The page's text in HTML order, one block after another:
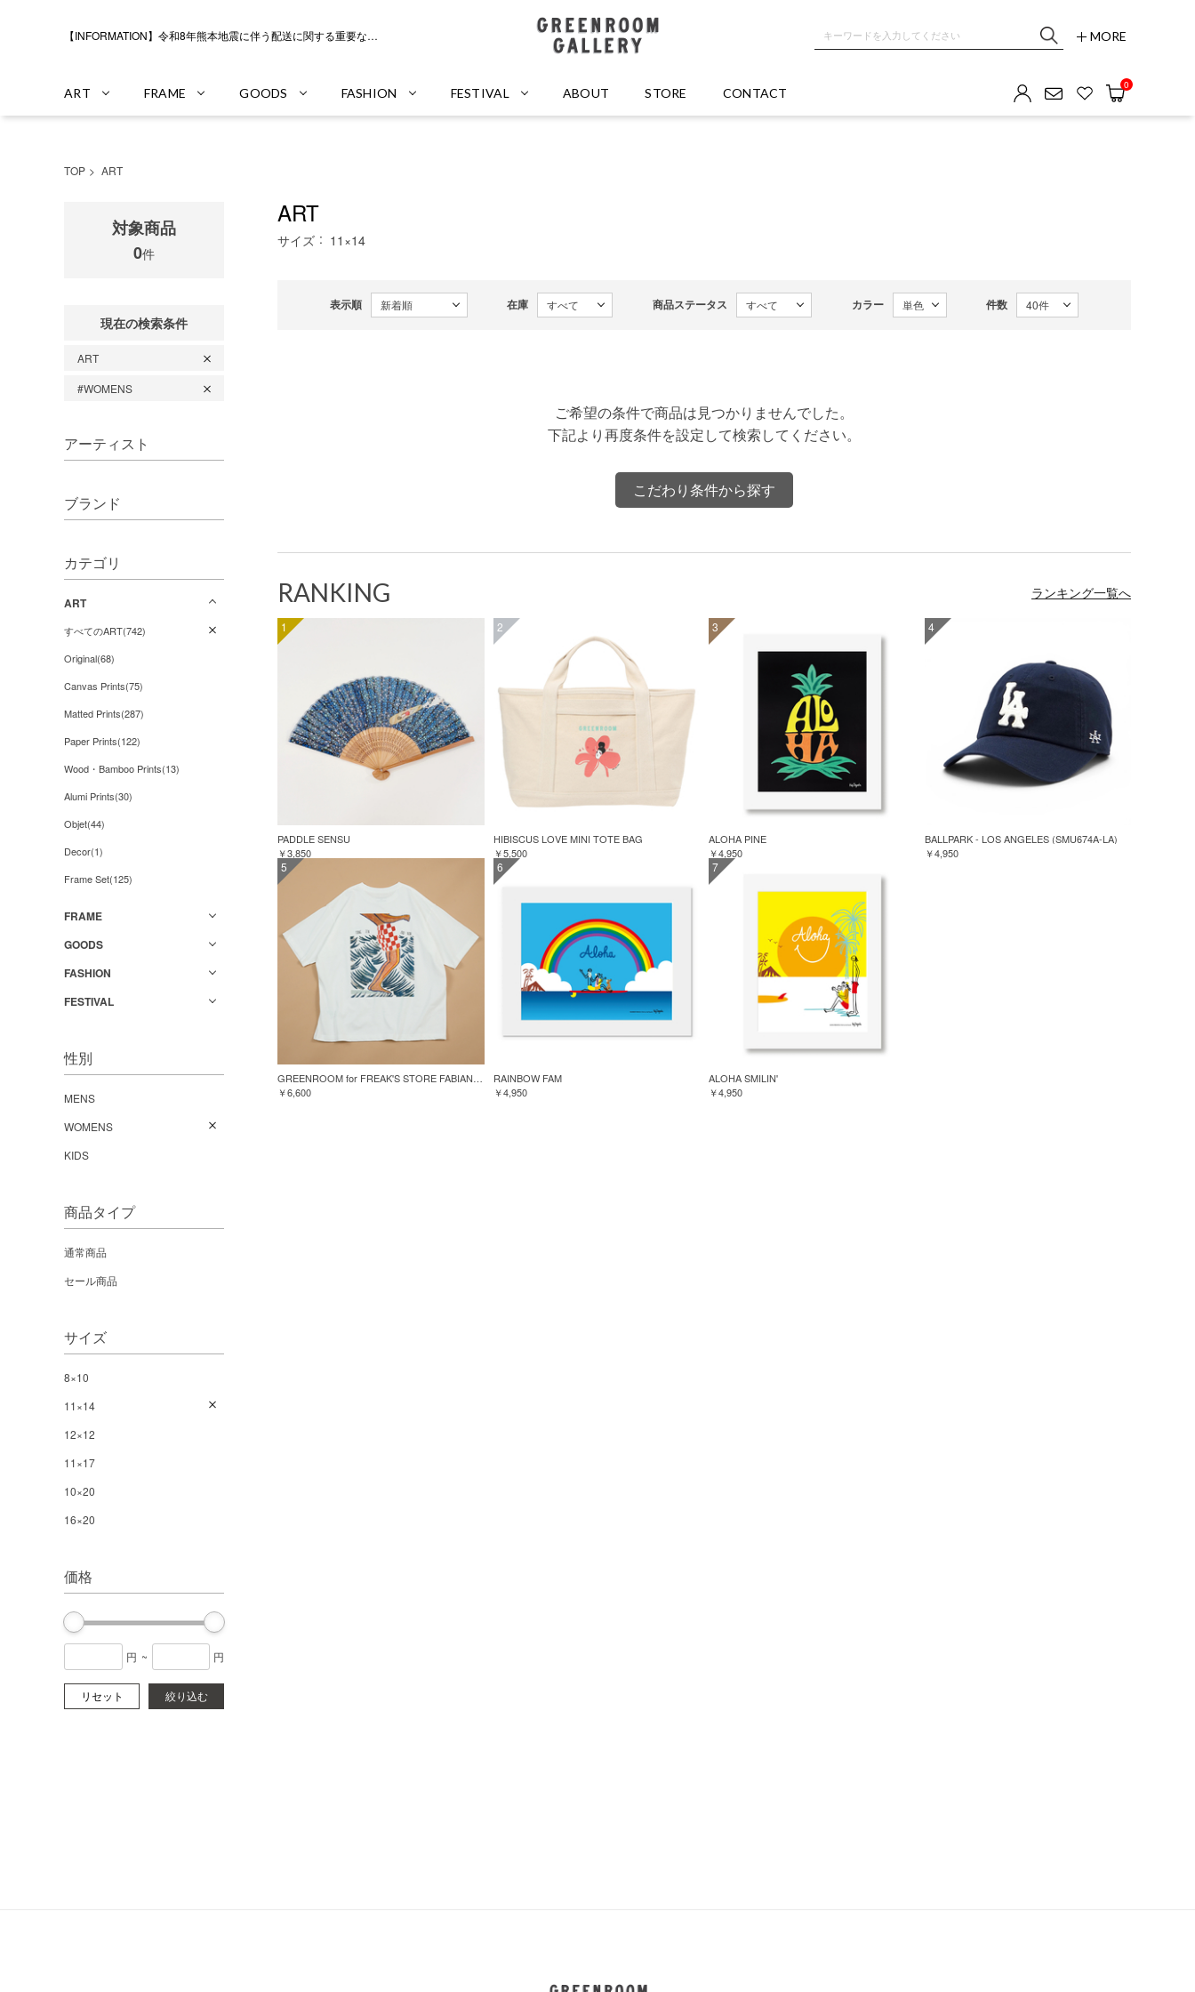
【INFORMATION】令和8年熊本地震に伴う配送に関する重要なお知らせ
MORE
ART FRAME GOODS FASHION FESTIVAL ABOUT STORE CONTACT
0
TOP ART
対象商品
0件
現在の検索条件
ART
#WOMENS
アーティスト
ブランド
カテゴリ
ART
すべてのART(742)
Original(68)
Canvas Prints(75)
Matted Prints(287)
Paper Prints(122)
Wood・Bamboo Prints(13)
Alumi Prints(30)
Objet(44)
Decor(1)
Frame Set(125)
FRAME
GOODS
FASHION
FESTIVAL
性別
MENS
WOMENS
KIDS
商品タイプ
通常商品
セール商品
サイズ
8×10
11×14
12×12
11×17
10×20
16×20
価格
円 ~ 円
リセット 絞り込む
ART
サイズ 11×14
表示順 在庫 商品ステータス カラー 件数
ご希望の条件で商品は見つかりませんでした。
下記より再度条件を設定して検索してください。
こだわり条件から探す
RANKING ランキング一覧へ
1
PADDLE SENSU
￥3,850
2
HIBISCUS LOVE MINI TOTE BAG
￥5,500
3
ALOHA PINE
￥4,950
4
BALLPARK - LOS ANGELES (SMU674A-LA)
￥4,950
5
GREENROOM for FREAK'S STORE FABIAN LAVATER S/S TEE
￥6,600
6
RAINBOW FAM
￥4,950
7
ALOHA SMILIN'
￥4,950